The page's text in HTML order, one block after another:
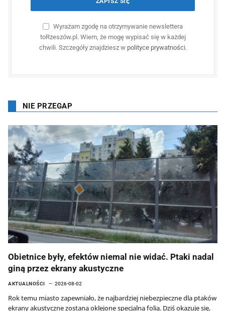
Wyrażam zgodę na otrzymywanie newslettera
toRzeszów.pl. Wiem, że mogę wypisać się w każdej
chwili. Szczegóły znajdziesz w polityce prywatności.
NIE PRZEGAP
Obietnice były, efektów niemal nie widać. Ptaki nadal
giną przez ekrany akustyczne
AKTUALNOŚCI 2026-08-02
Rok temu miasto zapewniało, że najbardziej niebezpieczne dla ptaków
ekrany akustyczne zostaną oklejone specjalną folią. Dziś okazuje się,